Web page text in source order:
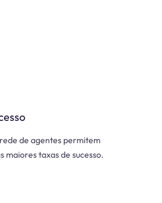
de agentes permitem
maiores taxas de sucesso.